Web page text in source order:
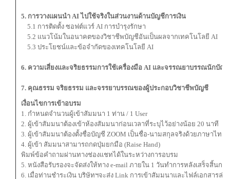
5. การวางแผนนำ AI ไปใช้จริงในส่วนงานด้านบัญชีการเงิน
5.1 การติดตั้ง ซอฟต์แวร์ AI การบำรุงรักษา
5.2 แนวโน้มในอนาคตของวิชาชีพบัญชีอันเป็นผลจากเทคโนโลยี AI
5.3 ประโยชน์และข้อจำกัดของเทคโนโลยี AI
6. ความเสี่ยงและจริยธรรมการใช้เครื่องมือ AI และจรรณยาบรรณนักบัญ
7. คุณธรรม จริยธรรม และจรรยาบรรณของผู้ประกอบวิชาชีพบัญชี
เงื่อนไขการเข้าอบรม
1. กำหนดจำนวนผู้เข้าสัมมนา 1 ท่าน / 1 User
2. ผู้เข้าสัมมนาต้องเข้าห้องสัมมนาก่อนเวลาที่ระบุไว้อย่างน้อย 20 นาที
3. ผู้เข้าสัมมนาต้องตั้งชื่อบัญชี ZOOM เป็นชื่อ-นามสกุลจริงด้วยภาษาไทย
4. ผู้เข้า สัมมนาสามารถกดปุ่มยกมือ (Raise Hand)
พิมพ์ข้อคำถามผ่านทางช่องแชทได้ในระหว่างการอบรม
5. หนังสือรับรองจะจัดส่งให้ทาง e-mail ภายใน 1 วันทำการหลังเสร็จสิ้นกา
6. เมื่อท่านชำระเงิน บริษัทฯจะส่ง Link การเข้าสัมมนาและไฟล์เอกสารล่ว